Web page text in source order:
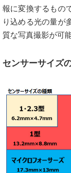
報に変換するもの
り込める光の量が
質な写真撮影が可
センサーサイズ